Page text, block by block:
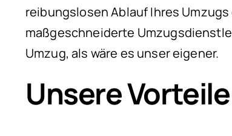
reibungslosen Ablauf Ihres
maßgeschneiderte
Umzug, als wäre es unser eigener.
Unsere Vorteile